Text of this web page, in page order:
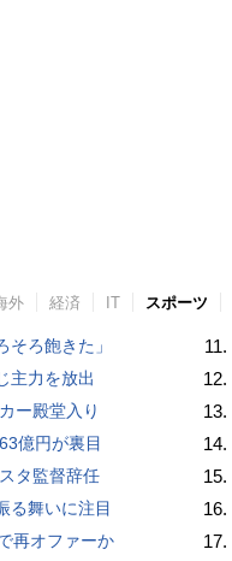
外 経済 IT スポーツ
そろ飽きた」
主力を放出
ー殿堂入り
億円が裏目
タ監督辞任
る舞いに注目
再オファーか
11.
12.
13.
14.
15.
16.
17.